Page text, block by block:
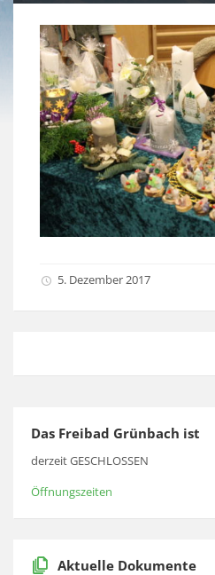
5. Dezember 2017
Das Freibad Grünbach ist
derzeit GESCHLOSSEN
Öffnungszeiten
Aktuelle Dokumente